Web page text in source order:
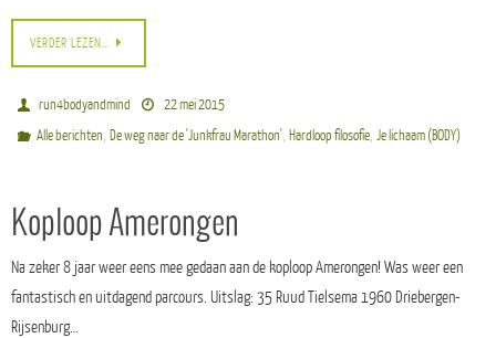
VERDER LEZEN…
run4bodyandmind
22 mei 2015
Alle berichten,De weg naar de 'Junkfrau Marathon',Hardloop filosofie,Je lichaam (BODY)
Koploop Amerongen
Na zeker 8 jaar weer eens mee gedaan aan de koploop Amerongen! Was weer een
fantastisch en uitdagend parcours. Uitslag: 35 Ruud Tielsema 1960 Driebergen-
Rijsenburg…